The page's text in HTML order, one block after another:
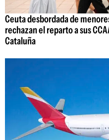
Ceuta desbordada de
rechazan el reparto a sus
Cataluña